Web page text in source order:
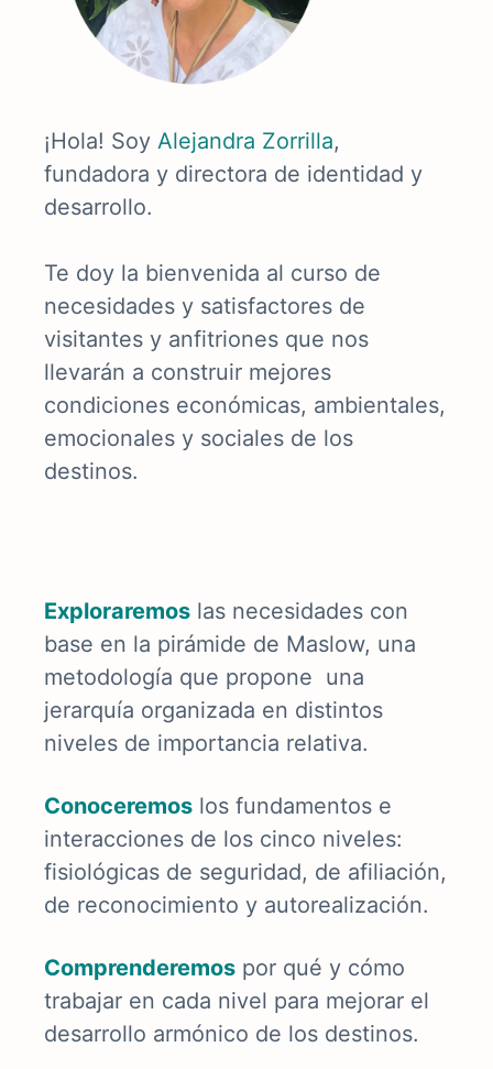
¡Hola! Soy Alejandra Zorrilla,
fundadora y directora de identidad y
desarrollo.
Te doy la bienvenida al curso de
necesidades y satisfactores de
visitantes y anfitriones que nos
llevarán a construir mejores
condiciones económicas, ambientales,
emocionales y sociales de los
destinos.
Exploraremos las necesidades con
base en la pirámide de Maslow, una
metodología que propone una
jerarquía organizada en distintos
niveles de importancia relativa.
Conoceremos los fundamentos e
interacciones de los cinco niveles:
fisiológicas de seguridad, de afiliación,
de reconocimiento y autorealización.
Comprenderemos por qué y cómo
trabajar en cada nivel para mejorar el
desarrollo armónico de los destinos.